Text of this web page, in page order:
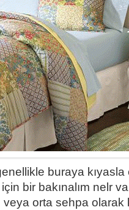
buraya
bir bakınalım nelr
orta sehpa olarak